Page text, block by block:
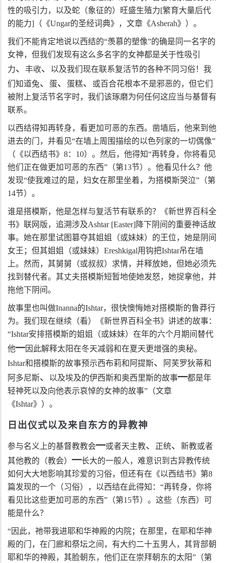
性的吸引力，以及蛇（象征的）旺盛生殖力[繁育大量后代
的能力] （《Ungar的圣经词典》，文章《Asherah》）。
我们不能肯定地说以西结的“羡慕的塑像”的确是同一名字的
女神，但我们发现有这么多名字的女神都是关于性吸引
力、 丰收、
以及我们现在联系复活节的各种不同习俗！我
们知道兔、 蛋、 蛋糕、
或百合花根本不是邪恶的，但它们
被附上复活节名字时，我们该琢磨为何任何这应当与基督有
联系。
以西结得知再转身，看更加可恶的东西。凿墙后，他来到他
进去的门，并看见“在墙上周围描绘的以色列家的一切偶像”
（《以西结书》 8： 10）。然后，他得知“再转身，你将看见
他们正在做更加可恶的东西”（第13节）。他看见什么？他
发现“使我难过的是，妇女在那里坐着，为搭模斯哭泣”（第
14节）。
谁是搭模斯，他是怎样与复活节有联系的？《新世界百科全
书》联网版，追溯涉及Ashtar [Easter]降下阴间的重要神话故
事。她在那里试图篡夺其姐姐（或妹妹）的王位，她是阴间
女王；但其姐姐（或妹妹） Ereshkigal用钩把Ishtar吊在墙
上。然而，其舅舅（或叔叔）求情，并释放她，但她必须先
找到替代者。其丈夫搭模斯短暂地使她发怒，她捉拿他，并
拖他下阴间。
故事里也叫做Inanna的Ishtar，很快懊悔她对搭模斯的鲁莽行
为。我们现在继续（看）《新世界百科全书》讲述的故事：
“Ishtar安排搭模斯的姐姐（或妹妹）在年的六个月期间替代
他━因此解释太阳在冬天减弱和在夏天更增强的奥秘。
Ishtar和搭模斯的故事预示西布莉和阿提斯、
阿芙罗狄蒂和
阿多尼斯、 以及埃及的伊西斯和奥西里斯的故事━都是年
轻神死以及向他表示哀悼的女神的故事”（文章
《Ishtar》）。
日出仪式以及来自东方的异教神
参与名义上的基督教教会━或者天主教、 正统、
新教或者
其他教的（教会） ━长大的一般人，难意识到古异教传统
如何大大地影响其珍爱的习俗，但还有在《以西结书》第8
篇发现的一个（习俗），以西结在此得知：“再转身，你将
看见比这些更加可恶的东西”（第15节）。这些（东西）可
能是什么？
“因此，祂带我进耶和华神殿的内院；在那里，在耶和华神
殿的门，在门廊和祭坛之间，有大约二十五男人，其背部朝
耶和华的神殿，其脸朝东，他们正在崇拜朝东的太阳”（第